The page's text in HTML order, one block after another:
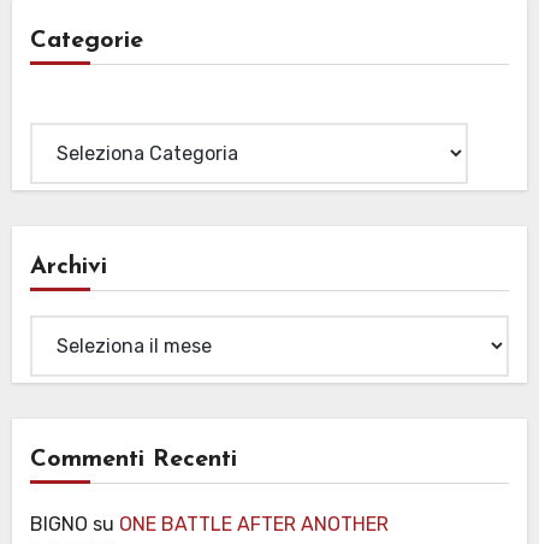
Categorie
Archivi
Commenti Recenti
BIGNO su ONE BATTLE AFTER ANOTHER